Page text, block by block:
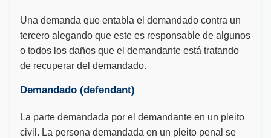
Una demanda que entabla el demandado contra un
tercero alegando que este es responsable de algunos
o todos los daños que el demandante está tratando
de recuperar del demandado.
Demandado (defendant)
La parte demandada por el demandante en un pleito
civil. La persona demandada en un pleito penal se